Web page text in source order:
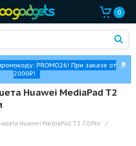
0
PROMO26! При заказе от
2000₽!
✖
Huawei MediaPad T2
Huawei MediaPad T2 7.0 Pro
/